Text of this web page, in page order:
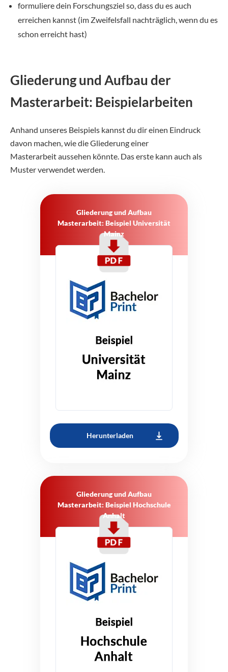
formuliere dein Forschungsziel so, dass du es auch
erreichen kannst (im Zweifelsfall nachträglich, wenn du es
schon erreicht hast)
Gliederung und Aufbau der
Masterarbeit: Beispielarbeiten
Anhand unseres Beispiels kannst du dir einen Eindruck
davon machen, wie die Gliederung einer
Masterarbeit aussehen könnte. Das erste kann auch als
Muster verwendet werden.
Gliederung und Aufbau
Masterarbeit: Beispiel Universität
Mainz
Herunterladen
Gliederung und Aufbau
Masterarbeit: Beispiel Hochschule
Anhalt